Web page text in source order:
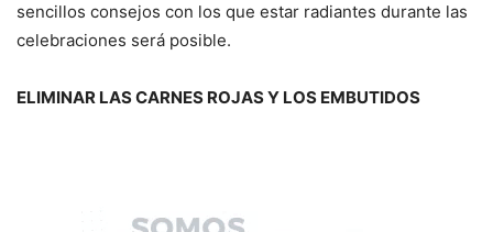
sencillos consejos con los que estar radiantes durante las
celebraciones será posible.
ELIMINAR LAS CARNES ROJAS Y LOS EMBUTIDOS